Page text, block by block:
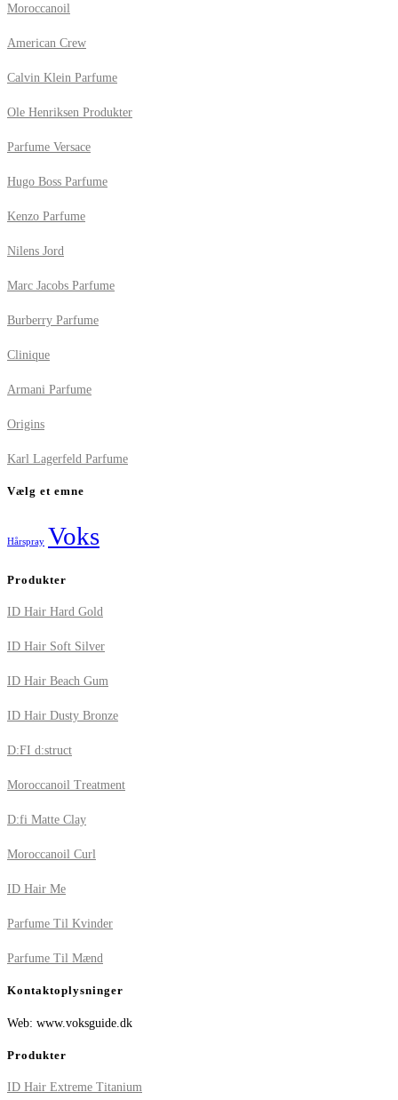
Moroccanoil
American Crew
Calvin Klein Parfume
Ole Henriksen Produkter
Parfume Versace
Hugo Boss Parfume
Kenzo Parfume
Nilens Jord
Marc Jacobs Parfume
Burberry Parfume
Clinique
Armani Parfume
Origins
Karl Lagerfeld Parfume
Vælg et emne
Hårspray Voks
Produkter
ID Hair Hard Gold
ID Hair Soft Silver
ID Hair Beach Gum
ID Hair Dusty Bronze
D:FI d:struct
Moroccanoil Treatment
D:fi Matte Clay
Moroccanoil Curl
ID Hair Me
Parfume Til Kvinder
Parfume Til Mænd
Kontaktoplysninger
Web: www.voksguide.dk
Produkter
ID Hair Extreme Titanium